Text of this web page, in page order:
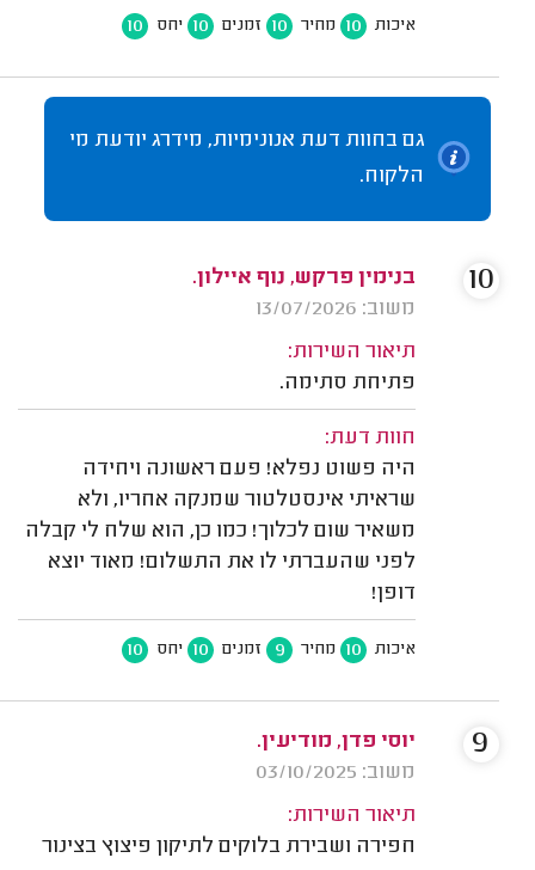
איכות 10 מחיר 10 זמנים 10 יחס 10
גם בחוות דעת אנונימיות, מידרג יודעת מי
הלקוח.
בנימין פרקש, נוף איילון.
משוב: 13/07/2026
תיאור השירות:
פתיחת סתימה.
חוות דעת:
היה פשוט נפלא! פעם ראשונה ויחידה
שראיתי אינסטלטור שמנקה אחריו, ולא
משאיר שום לכלוך! כמו כן, הוא שלח לי קבלה
לפני שהעברתי לו את התשלום! מאוד יוצא
דופן!
איכות 10 מחיר 9 זמנים 10 יחס 10
10
יוסי פדן, מודיעין.
משוב: 03/10/2025
תיאור השירות:
חפירה ושבירת בלוקים לתיקון פיצוץ בצינור
9